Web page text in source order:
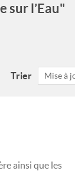
sur l’Eau"
Trier Mise à
ainsi que les